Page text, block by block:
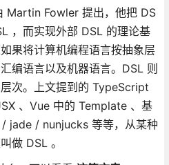
Martin Fowler 提出，他把 DS
，而实现外部 DSL 的理论基
果将计算机编程语言按抽象层
编语言以及机器语言。DSL 则
次。上文提到的 TypeScript
、Vue 中的 Template 、基
jade / nunjucks 等等，从某种
做 DSL 。